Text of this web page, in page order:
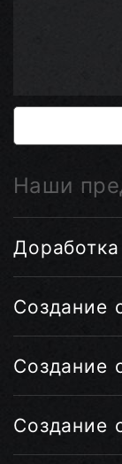
Наши
Создание
Создание
Создание